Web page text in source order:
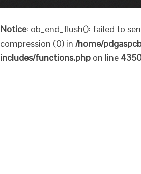
Notice: ob_end_flush(): failed to
compression (0) in /home/
includes/functions.php on line